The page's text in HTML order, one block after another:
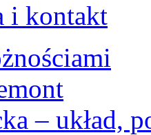
i kontakt
– układ,